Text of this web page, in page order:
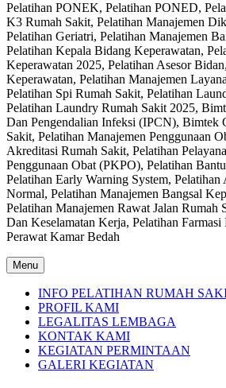
Pelatihan PONEK, Pelatihan PONED,
K3 Rumah Sakit, Pelatihan Manajemen
Pelatihan Geriatri, Pelatihan Manajemen
Pelatihan Kepala Bidang Keperawatan,
Keperawatan 2025, Pelatihan Asesor
Keperawatan, Pelatihan Manajemen
Pelatihan Spi Rumah Sakit, Pelatihan
Pelatihan Laundry Rumah Sakit 2025,
Dan Pengendalian Infeksi (IPCN), Bimtek
Sakit, Pelatihan Manajemen Penggunaan
Akreditasi Rumah Sakit, Pelatihan
Penggunaan Obat (PKPO), Pelatihan
Pelatihan Early Warning System, Pelatihan
Normal, Pelatihan Manajemen Bangsal
Pelatihan Manajemen Rawat Jalan Rumah
Dan Keselamatan Kerja, Pelatihan
Perawat Kamar Bedah
Menu
INFO PELATIHAN RUMAH
PROFIL KAMI
LEGALITAS LEMBAGA
KONTAK KAMI
KEGIATAN PERMINTAAN
GALERI KEGIATAN